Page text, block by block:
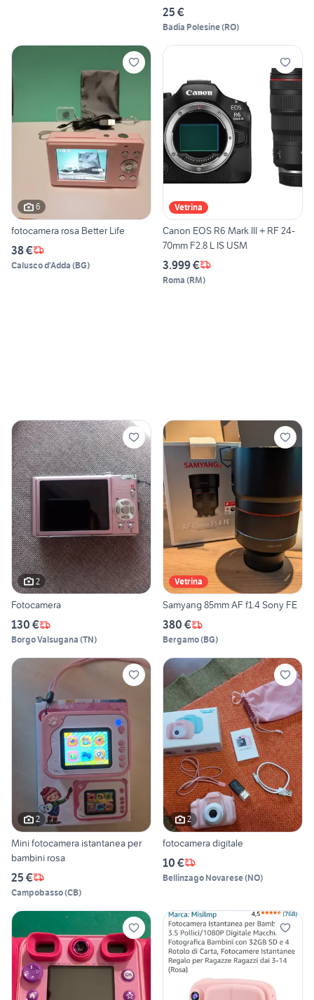
25 €
Badia Polesine(RO)
6
fotocamera rosa Better Life
38 €
Calusco d'Adda (BG)
Vetrina
Canon EOS R6 Mark III + RF 24-
70mm F2.8 L IS USM
3.999 €
Roma (RM)
2
Fotocamera
130 €
Borgo Valsugana (TN)
Vetrina
Samyang 85mm AF f1.4 Sony FE
380 €
Bergamo(BG)
2
Mini fotocamera istantanea per
bambini rosa
25 €
Campobasso(CB)
2
fotocamera digitale
10 €
Bellinzago Novarese(NO)